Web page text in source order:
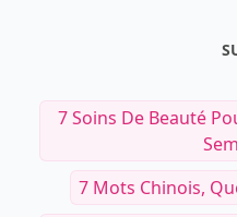
7 Soins De Beauté
7 Mots Chinois,